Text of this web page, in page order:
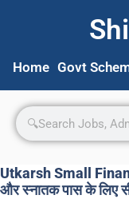
Home Govt
Utkarsh Small
और स्नातक पास के लिए